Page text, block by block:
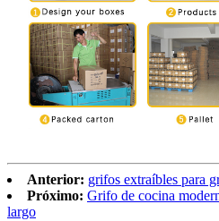
Anterior: grifos extraíbles para
Próximo: Grifo de cocina
largo